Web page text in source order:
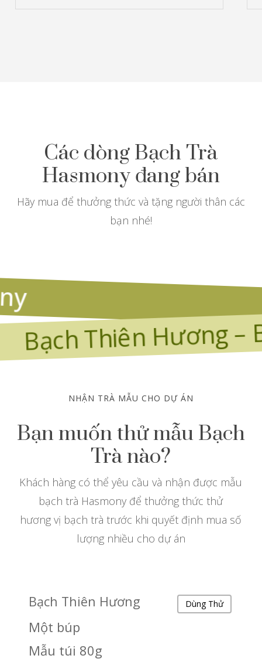
Các dòng Bạch Trà
Hasmony đang bán
Hãy mua để thưởng thức và tặng người thân các
bạn nhé!
Thiên Hương –
NHẬN TRÀ MẪU CHO DỰ ÁN
Bạn muốn thử mẫu Bạch
Trà nào?
Khách hàng có thể yêu cầu và nhận được mẫu
bạch trà Hasmony để thưởng thức thử
hương vị bạch trà trước khi quyết định mua số
lượng nhiều cho dự án
Bạch Thiên Hương
Một búp
Mẫu túi 80g
Dùng Thử